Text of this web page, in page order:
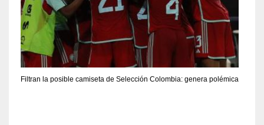
Filtran la posible camiseta de Selección Colombia: genera polémica